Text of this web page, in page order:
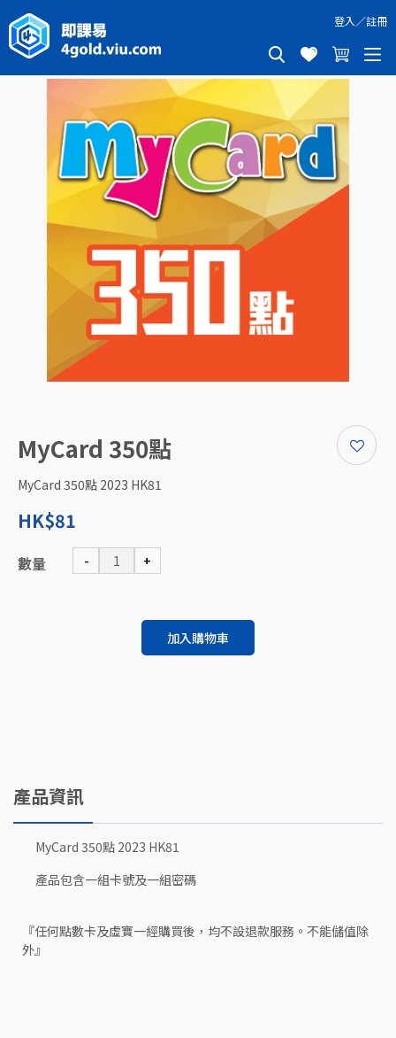
登入／註冊
MyCard 350點
MyCard 350點 2023 HK81
HK$81
數量 - +
加入購物車
產品資訊
MyCard 350點 2023 HK81
產品包含一組卡號及一組密碼
『任何點數卡及虛寶一經購買後，均不設退款服務。不能儲值除
外』